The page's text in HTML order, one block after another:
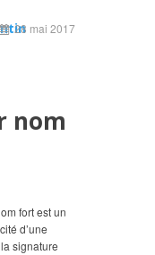
28 mai 2017
nom
fort est un
d’une
signature